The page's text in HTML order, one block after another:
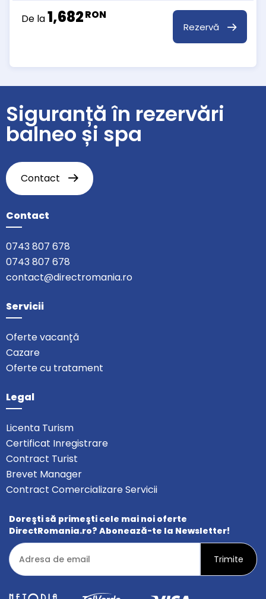
De la1,682RON
Rezervă
Siguranță în rezervări
balneo și spa
Contact
Contact
0743 807 678
0743 807 678
contact@directromania.ro
Servicii
Oferte vacanță
Cazare
Oferte cu tratament
Legal
Licenta Turism
Certificat Inregistrare
Contract Turist
Brevet Manager
Contract Comercializare Servicii
Doreşti să primeşti cele mai noi oferte
DirectRomania.ro? Abonează-te la Newsletter!